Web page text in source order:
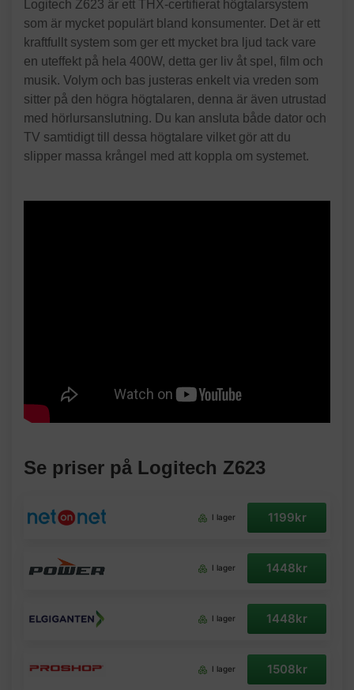
Logitech Z623 är ett THX-certifierat högtalarsystem
som är mycket populärt bland konsumenter. Det är ett
kraftfullt system som ger ett mycket bra ljud tack vare
en uteffekt på hela 400W, detta ger liv åt spel, film och
musik. Volym och bas justeras enkelt via vreden som
sitter på den högra högtalaren, denna är även utrustad
med hörlursanslutning. Du kan ansluta både dator och
TV samtidigt till dessa högtalare vilket gör att du
slipper massa krångel med att koppla om systemet.
Se priser på Logitech Z623
I lager 1199kr
I lager 1448kr
I lager 1448kr
I lager 1508kr